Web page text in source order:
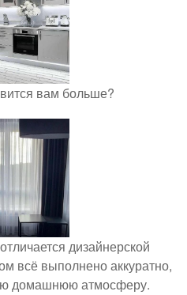
вам больше?
дизайнерской
всё выполнено аккуратно,
домашнюю атмосферу.